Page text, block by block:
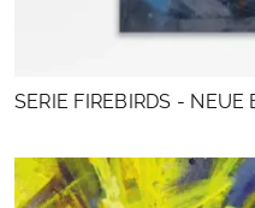
SERIE FIREBIRDS - NEUE